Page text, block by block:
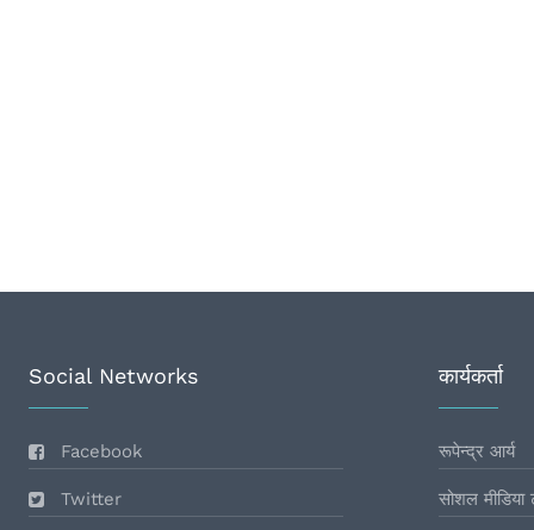
Social Networks
Facebook
Twitter
कार्यकर्ता
रूपेन्द्र आर्य
सोशल मीडिया